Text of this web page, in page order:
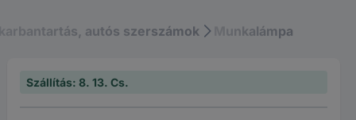
karbantartás, autós szerszámok Munkalámpa
Szállítás: 8. 13. Cs.